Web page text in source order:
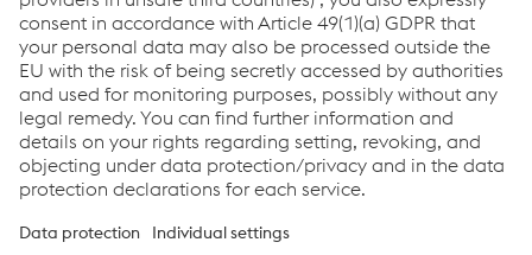
Links
Applications
Products
Services
Job & Career
Terms and Conditions